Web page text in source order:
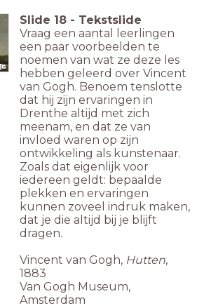
Slide 18 - Tekstslide
Vraag een aantal leerlingen
een paar voorbeelden te
noemen van wat ze deze les
hebben geleerd over Vincent
van Gogh. Benoem tenslotte
dat hij zijn ervaringen in
Drenthe altijd met zich
meenam, en dat ze van
invloed waren op zijn
ontwikkeling als kunstenaar.
Zoals dat eigenlijk voor
iedereen geldt: bepaalde
plekken en ervaringen
kunnen zoveel indruk maken,
dat je die altijd bij je blijft
dragen.
Vincent van Gogh, Hutten,
1883
Van Gogh Museum,
Amsterdam